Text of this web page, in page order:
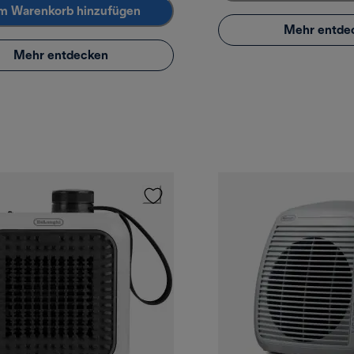
Warenkorb hinzufügen
Mehr entdecken
Mehr